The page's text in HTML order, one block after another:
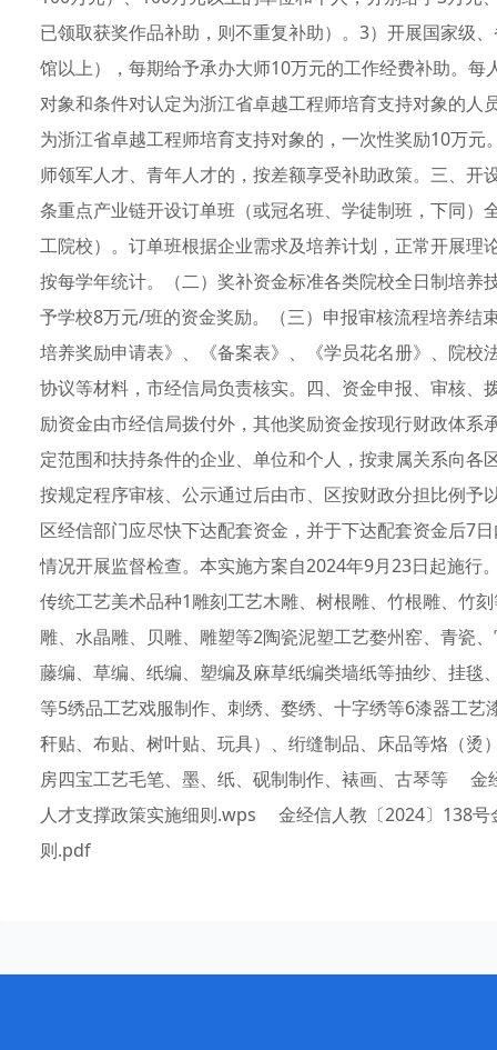
已领取获奖作品补助，则不重复补助）。3）开展国家级
馆以上），每期给予承办大师10万元的工作经费补助。
对象和条件对认定为浙江省卓越工程师培育支持对象的
为浙江省卓越工程师培育支持对象的，一次性奖励10万
师领军人才、青年人才的，按差额享受补助政策。三、开
条重点产业链开设订单班（或冠名班、学徒制班，下同
工院校）。订单班根据企业需求及培养计划，正常开展
按每学年统计。（二）奖补资金标准各类院校全日制培
予学校8万元/班的资金奖励。（三）申报审核流程培养结
培养奖励申请表》、《备案表》、《学员花名册》、院
协议等材料，市经信局负责核实。四、资金申报、审核、
励资金由市经信局拨付外，其他奖励资金按现行财政体
定范围和扶持条件的企业、单位和个人，按隶属关系向
按规定程序审核、公示通过后由市、区按财政分担比例
区经信部门应尽快下达配套资金，并于下达配套资金后7
情况开展监督检查。本实施方案自2024年9月23日起施行
传统工艺美术品种1雕刻工艺木雕、树根雕、竹根雕、竹
雕、水晶雕、贝雕、雕塑等2陶瓷泥塑工艺婺州窑、青瓷
藤编、草编、纸编、塑编及麻草纸编类墙纸等抽纱、挂
等5绣品工艺戏服制作、刺绣、婺绣、十字绣等6漆器工
秆贴、布贴、树叶贴、玩具）、绗缝制品、床品等烙（
房四宝工艺毛笔、墨、纸、砚制制作、裱画、古琴等 金
人才支撑政策实施细则.wps 金经信人教〔2024〕138号
则.pdf